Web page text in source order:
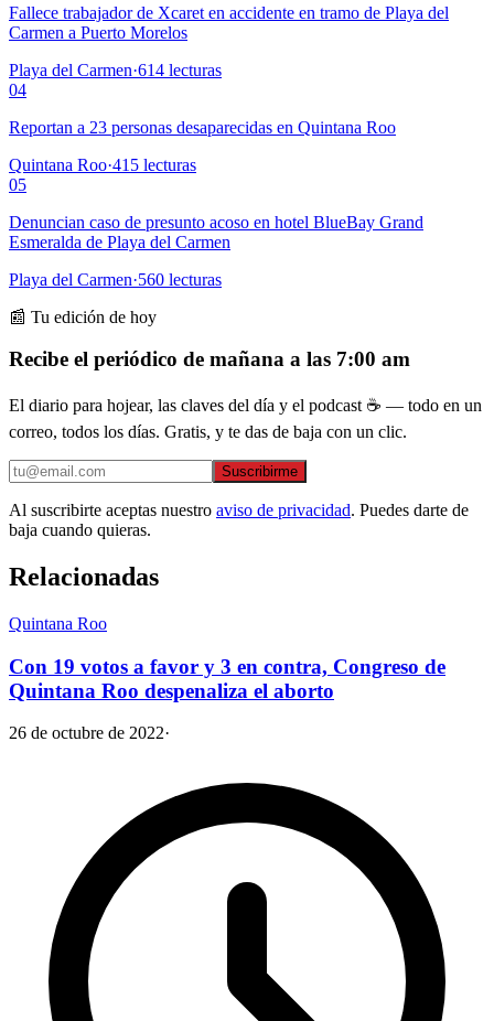
Fallece trabajador de Xcaret en accidente en tramo de Playa del
Carmen a Puerto Morelos
Playa del Carmen·614 lecturas
04
Reportan a 23 personas desaparecidas en Quintana Roo
Quintana Roo·415 lecturas
05
Denuncian caso de presunto acoso en hotel BlueBay Grand
Esmeralda de Playa del Carmen
Playa del Carmen·560 lecturas
📰 Tu edición de hoy
Recibe el periódico de mañana a las 7:00 am
El diario para hojear, las claves del día y el podcast ☕ — todo en un
correo, todos los días. Gratis, y te das de baja con un clic.
Suscribirme
Al suscribirte aceptas nuestro aviso de privacidad. Puedes darte de
baja cuando quieras.
Relacionadas
Quintana Roo
Con 19 votos a favor y 3 en contra, Congreso de
Quintana Roo despenaliza el aborto
26 de octubre de 2022·